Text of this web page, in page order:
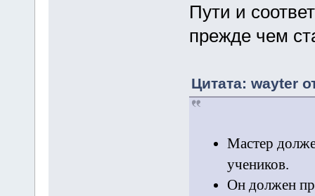
Пути и
прежде чем
Цитата: wayter
Мастер
учеников.
Он должен